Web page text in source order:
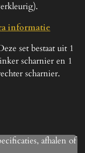
informatie
set bestaat uit 1
scharnier en 1
scharnier.
afhalen of